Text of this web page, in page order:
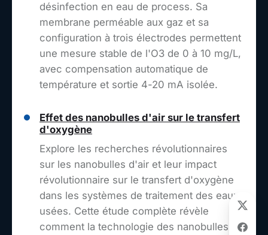
désinfection en eau de process. Sa
membrane perméable aux gaz et sa
configuration à trois électrodes permettent
une mesure stable de l'O3 de 0 à 10 mg/L,
avec compensation automatique de
température et sortie 4-20 mA isolée.
Effet des nanobulles d'air sur le transfert
d'oxygène
Explore les recherches révolutionnaires
sur les nanobulles d'air et leur impact
révolutionnaire sur le transfert d'oxygène
dans les systèmes de traitement des eaux
usées. Cette étude complète révèle
comment la technologie des nanobulles